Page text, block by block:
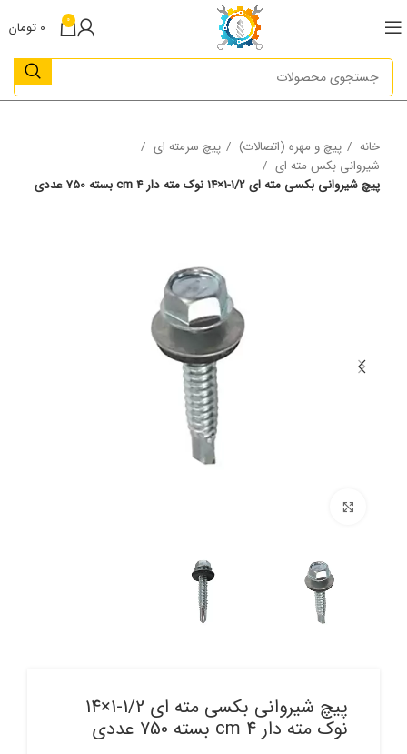
0
0 تومان
خانه پیچ و مهره (اتصالات)
پیچ سرمته ای
شیروانی بکس مته ای
پیچ شیروانی بکسی مته ای 1/2-1×14 نوک مته دار 4 cm بسته 750 عددی
پیچ شیروانی بکسی مته ای 1/2-1×14
نوک مته دار 4 cm بسته 750 عددی